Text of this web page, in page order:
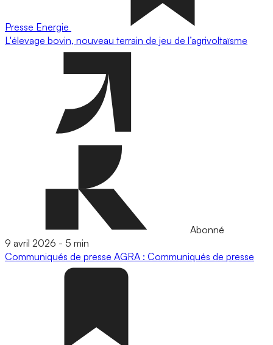
Presse Energie
L'élevage bovin, nouveau terrain de jeu de l’agrivoltaïsme
Abonné
9 avril 2026 - 5 min
Communiqués de presse AGRA : Communiqués de presse